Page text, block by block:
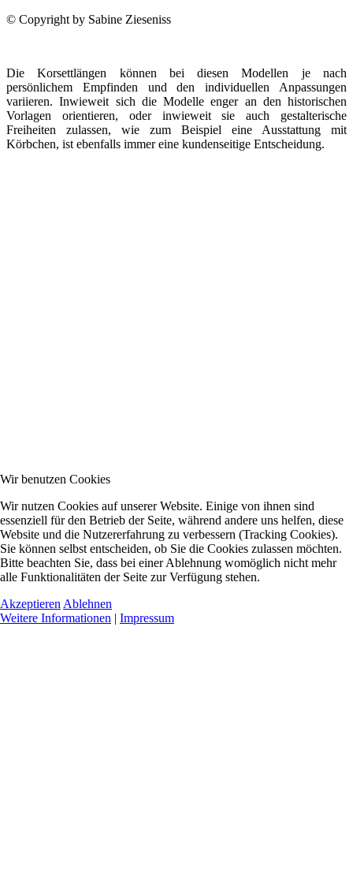
© Copyright by Sabine Zieseniss
Die Korsettlängen können bei diesen Modellen je nach
persönlichem Empfinden und den individuellen Anpassungen
variieren. Inwieweit sich die Modelle enger an den historischen
Vorlagen orientieren, oder inwieweit sie auch gestalterische
Freiheiten zulassen, wie zum Beispiel eine Ausstattung mit
Körbchen, ist ebenfalls immer eine kundenseitige Entscheidung.
Wir benutzen Cookies
Wir nutzen Cookies auf unserer Website. Einige von ihnen sind
essenziell für den Betrieb der Seite, während andere uns helfen, diese
Website und die Nutzererfahrung zu verbessern (Tracking Cookies).
Sie können selbst entscheiden, ob Sie die Cookies zulassen möchten.
Bitte beachten Sie, dass bei einer Ablehnung womöglich nicht mehr
alle Funktionalitäten der Seite zur Verfügung stehen.
Akzeptieren Ablehnen
Weitere Informationen | Impressum